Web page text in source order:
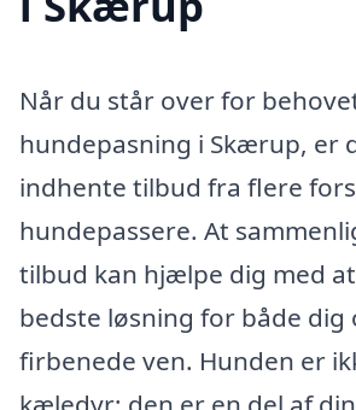
Når du står over for
hundepasning i Skærup, er
indhente tilbud fra flere
hundepassere. At
tilbud kan hjælpe dig med
bedste løsning for både dig
firbenede ven. Hunden er